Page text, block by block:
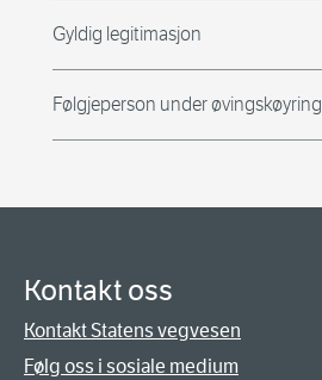
Gyldig legitimasjon
Følgjeperson under øvingskøyring
Kontakt oss
Kontakt Statens vegvesen
Følg oss i sosiale medium